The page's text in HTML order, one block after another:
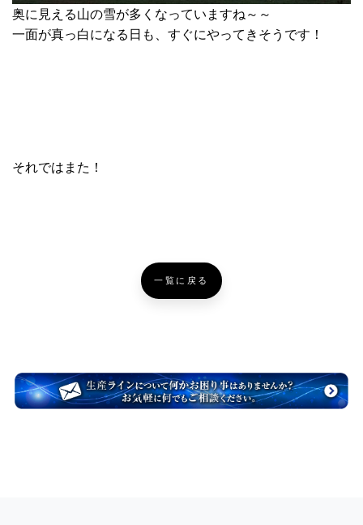
奥に見える山の雪が多くなっていますね～～
一面が真っ白になる日も、すぐにやってきそうです！
それではまた！
一覧に戻る